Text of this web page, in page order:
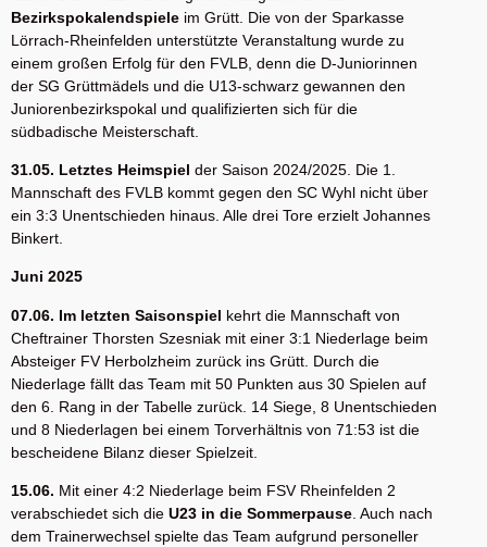
Bezirkspokalendspiele im Grütt. Die von der Sparkasse
Lörrach-Rheinfelden unterstützte Veranstaltung wurde zu
einem großen Erfolg für den FVLB, denn die D-Juniorinnen
der SG Grüttmädels und die U13-schwarz gewannen den
Juniorenbezirkspokal und qualifizierten sich für die
südbadische Meisterschaft.
31.05. Letztes Heimspiel der Saison 2024/2025. Die 1.
Mannschaft des FVLB kommt gegen den SC Wyhl nicht über
ein 3:3 Unentschieden hinaus. Alle drei Tore erzielt Johannes
Binkert.
Juni 2025
07.06. Im letzten Saisonspiel kehrt die Mannschaft von
Cheftrainer Thorsten Szesniak mit einer 3:1 Niederlage beim
Absteiger FV Herbolzheim zurück ins Grütt. Durch die
Niederlage fällt das Team mit 50 Punkten aus 30 Spielen auf
den 6. Rang in der Tabelle zurück. 14 Siege, 8 Unentschieden
und 8 Niederlagen bei einem Torverhältnis von 71:53 ist die
bescheidene Bilanz dieser Spielzeit.
15.06. Mit einer 4:2 Niederlage beim FSV Rheinfelden 2
verabschiedet sich die U23 in die Sommerpause. Auch nach
dem Trainerwechsel spielte das Team aufgrund personeller